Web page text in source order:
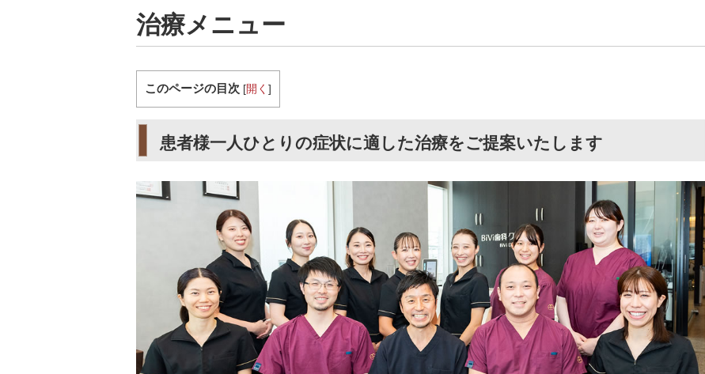
治療メニュー
このページの目次 [開く ]
患者様一人ひとりの症状に適した治療をご提案いたします